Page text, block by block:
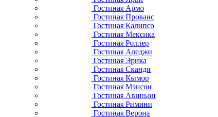
Гостиная Армо
Гостиная Прованс
Гостиная Калипсо
Гостиная Мексика
Гостиная Роллер
Гостиная Аледжи
Гостиная Эрика
Гостиная Сканди
Гостиная Кымор
Гостиная Мэнсон
Гостиная Авиньон
Гостиная Римини
Гостиная Верона